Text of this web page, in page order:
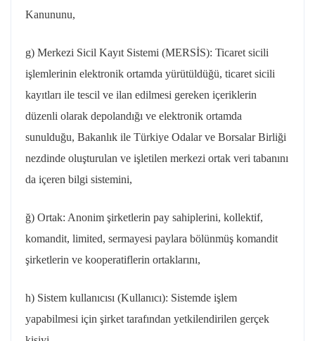
Kanununu,
g) Merkezi Sicil Kayıt Sistemi (MERSİS): Ticaret sicili
işlemlerinin elektronik ortamda yürütüldüğü, ticaret sicili
kayıtları ile tescil ve ilan edilmesi gereken içeriklerin
düzenli olarak depolandığı ve elektronik ortamda
sunulduğu, Bakanlık ile Türkiye Odalar ve Borsalar Birliği
nezdinde oluşturulan ve işletilen merkezi ortak veri tabanını
da içeren bilgi sistemini,
ğ) Ortak: Anonim şirketlerin pay sahiplerini, kollektif,
komandit, limited, sermayesi paylara bölünmüş komandit
şirketlerin ve kooperatiflerin ortaklarını,
h) Sistem kullanıcısı (Kullanıcı): Sistemde işlem
yapabilmesi için şirket tarafından yetkilendirilen gerçek